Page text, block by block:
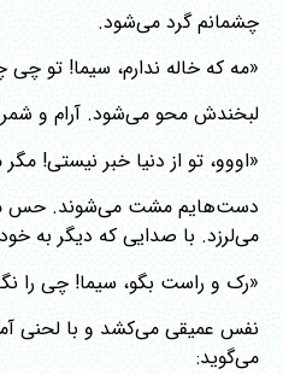
چشمانم گرد می‌شود.
«مه که خاله ندارم، سیما! تو
لبخندش محو می‌شود. آرام و
«اووو، تو از دنیا خبر نیستی!
دست‌هایم مشت می‌شوند. حس
می‌لرزد. با صدایی که دیگر به
«رک و راست بگو، سیما! چی را
نفس عمیقی می‌کشد و با لحنی
می‌گوید: